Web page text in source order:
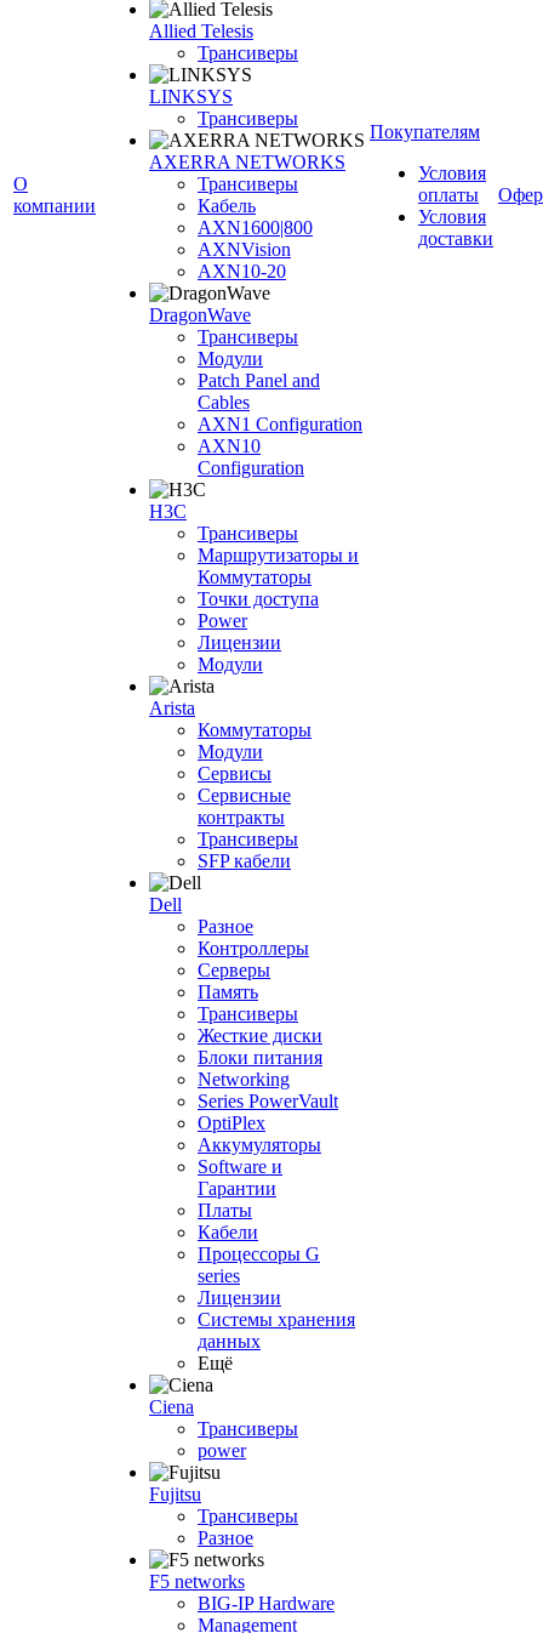
О
компании
Allied Telesis
Трансиверы
LINKSYS
Трансиверы
AXERRA NETWORKS
Трансиверы
Кабель
AXN1600|800
AXNVision
AXN10-20
DragonWave
Трансиверы
Модули
Patch Panel and
Cables
AXN1 Configuration
AXN10
Configuration
H3С
Трансиверы
Маршрутизаторы и
Коммутаторы
Точки доступа
Power
Лицензии
Модули
Arista
Коммутаторы
Модули
Сервисы
Сервисные
контракты
Трансиверы
SFP кабели
Dell
Разное
Контроллеры
Серверы
Память
Трансиверы
Жесткие диски
Блоки питания
Networking
Series PowerVault
OptiPlex
Аккумуляторы
Software и
Гарантии
Платы
Кабели
Процессоры G
series
Лицензии
Системы хранения
данных
Ещё
Ciena
Трансиверы
power
Fujitsu
Трансиверы
Разное
F5 networks
BIG-IP Hardware
Management
Покупателям
Условия
оплаты
Условия
доставки